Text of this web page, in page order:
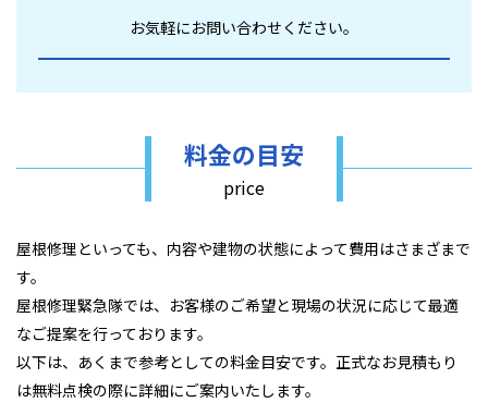
お気軽にお問い合わせください。
料金の目安
price
屋根修理といっても、内容や建物の状態によって費用はさまざまで
す。
屋根修理緊急隊では、お客様のご希望と現場の状況に応じて最適
なご提案を行っております。
以下は、あくまで参考としての料金目安です。正式なお見積もり
は無料点検の際に詳細にご案内いたします。